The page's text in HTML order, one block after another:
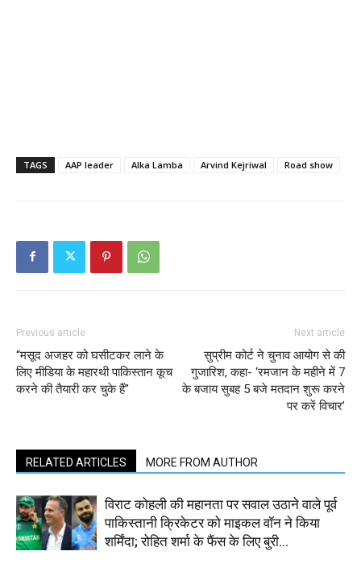
TAGS AAP leader Alka Lamba Arvind Kejriwal Road show
Previous article
“मसूद अजहर को घसीटकर लाने के
लिए मीडिया के महारथी पाकिस्तान कूच
करने की तैयारी कर चुके हैं”
Next article
सुप्रीम कोर्ट ने चुनाव आयोग से की
गुजारिश, कहा- ‘रमजान के महीने में 7
के बजाय सुबह 5 बजे मतदान शुरू करने
पर करें विचार’
RELATED ARTICLES MORE FROM AUTHOR
विराट कोहली की महानता पर सवाल उठाने वाले पूर्व
पाकिस्तानी क्रिकेटर को माइकल वॉन ने किया
शर्मिंदा; रोहित शर्मा के फैंस के लिए बुरी...